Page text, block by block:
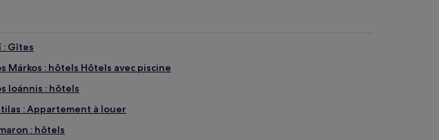
: Gîtes
Márkos : hôtels Hôtels avec piscine
Ioánnis : hôtels
: Appartement à louer
: hôtels